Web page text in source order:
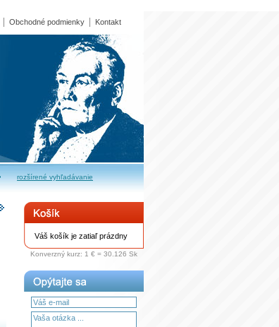
rozšírené vyhľadávanie
Obchodné podmienky Kontakt
Váš košík je zatiaľ prázdny
Konverzný kurz: 1 € = 30.126 Sk